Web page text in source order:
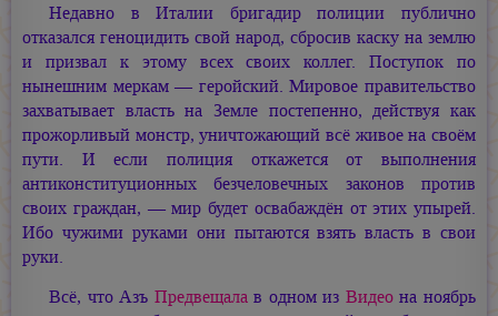
Недавно в Италии бригадир полиции публично
отказался геноцидить свой народ, сбросив каску на землю
и призвал к этому всех своих коллег. Поступок по
нынешним меркам — геройский. Мировое правительство
захватывает власть на Земле постепенно, действуя как
прожорливый монстр, уничтожающий всё живое на своём
пути. И если полиция откажется от выполнения
антиконституционных безчеловечных законов против
своих граждан, — мир будет освабаждён от этих упырей.
Ибо чужими руками они пытаются взять власть в свои
руки.
Всё, что Азъ Предвещалав одном из Видеона ноябрь